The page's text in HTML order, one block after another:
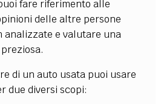
fare riferimento alle
delle altre persone
analizzate e valutare una
di un auto usata puoi usare
due diversi scopi: